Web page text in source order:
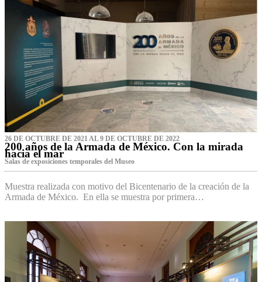
26 DE OCTUBRE DE 2021 AL 9 DE OCTUBRE DE 2022
200 años de la Armada de México. Con la mirada
hacia el mar
Salas de exposiciones temporales del Museo‌
Muestra realizada con motivo del Bicentenario de la creación de la
Armada de México. En ella se muestra por primera…